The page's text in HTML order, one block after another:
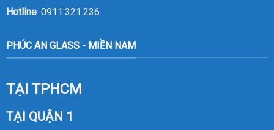
Hotline: 0911.321.236
PHÚC AN GLASS - MIỀN NAM
TẠI TPHCM
TẠI QUẬN 1